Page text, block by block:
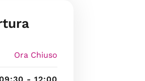
Ora Chiuso
- 12:00